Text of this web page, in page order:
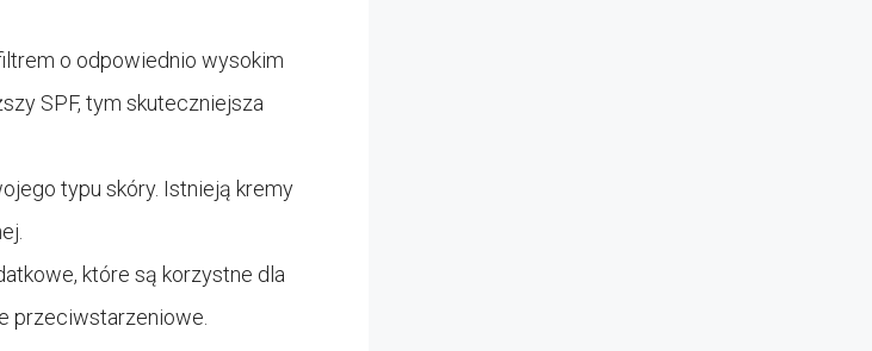
o odpowiednio wysokim
SPF, tym skuteczniejsza
typu skóry. Istnieją kremy
które są korzystne dla
przeciwstarzeniowe.